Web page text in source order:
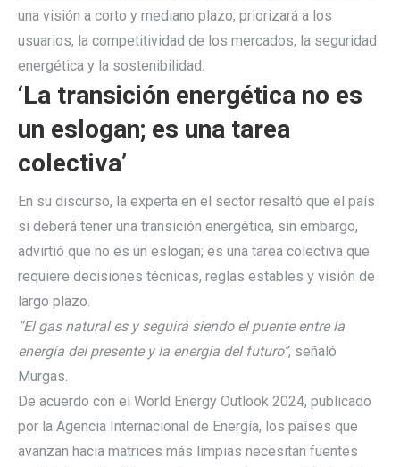
una visión a corto y mediano plazo, priorizará a los
usuarios, la competitividad de los mercados, la seguridad
energética y la sostenibilidad.
‘La transición energética no es
un eslogan; es una tarea
colectiva’
En su discurso, la experta en el sector resaltó que el país
si deberá tener una transición energética, sin embargo,
advirtió que no es un eslogan; es una tarea colectiva que
requiere decisiones técnicas, reglas estables y visión de
largo plazo.
“El gas natural es y seguirá siendo el puente entre la
energía del presente y la energía del futuro”, señaló
Murgas.
De acuerdo con el World Energy Outlook 2024, publicado
por la Agencia Internacional de Energía, los países que
avanzan hacia matrices más limpias necesitan fuentes